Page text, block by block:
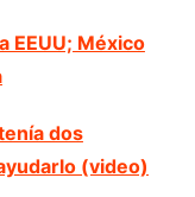
EEUU; México
dos
(video)